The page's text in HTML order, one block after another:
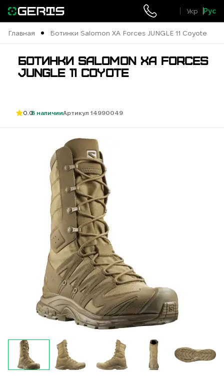
Укр Рус
Главная Ботинки Salomon XA Forces JUNGLE 11 Coyote
БОТИНКИ SALOMON XA FORCES
JUNGLE 11 COYOTE
0.0В наличииАртикул 14990049